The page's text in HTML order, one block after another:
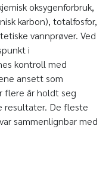
oksygenforbruk,
karbon), totalfosfor,
vannprøver. Ved
i
kontroll med
ansett som
flere år holdt seg
resultater. De fleste
sammenlignbar med